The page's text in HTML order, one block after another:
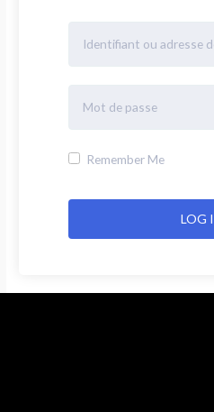
Remember Me